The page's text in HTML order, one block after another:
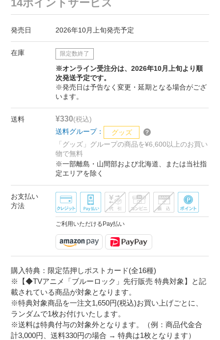
14ポイントサービス
発売日 2026年10月上旬発売予定
在庫 限定数終了
※オンライン受注分は、2026年10月上旬より順
次発送予定です。
※発売日は予告なく変更・延期となる場合がござ
います。
送料 ¥330(税込)
送料グループ：
グッズ
「グッズ」グループの商品を¥6,600以上のお買い
物で無料
※一部離島・山間部および北海道、または当社指
定エリアを除く
お支払い
方法
ご利用いただけるPay払い
購入特典：限定箔押しポストカード(全16種)
※【◆TVアニメ「ブルーロック」先行販売 特典対象】と記
載されている商品が対象となります。
※特典対象商品を一注文1,650円(税込)お買い上げごとに、
ランダムで1枚お付けいたします。
※送料は特典付与の対象外となります。（例：商品代金合
計3,000円、送料330円の場合 → 特典は1枚となります）